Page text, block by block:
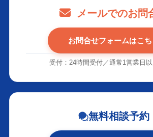
メールでのお問
お問合せフォームはこち
受付：24時間受付／通常1営業日
無料相談予約